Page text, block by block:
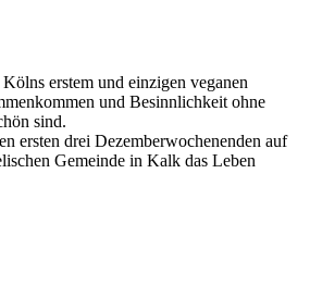
erstem und einzigen veganen
und Besinnlichkeit ohne
sind.
ersten drei Dezemberwochenenden auf
Gemeinde in Kalk das Leben